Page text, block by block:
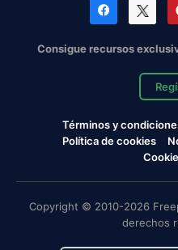
Consigue recursos
Términos y
Política de cookies
Copyright © 2010-2026
derechos